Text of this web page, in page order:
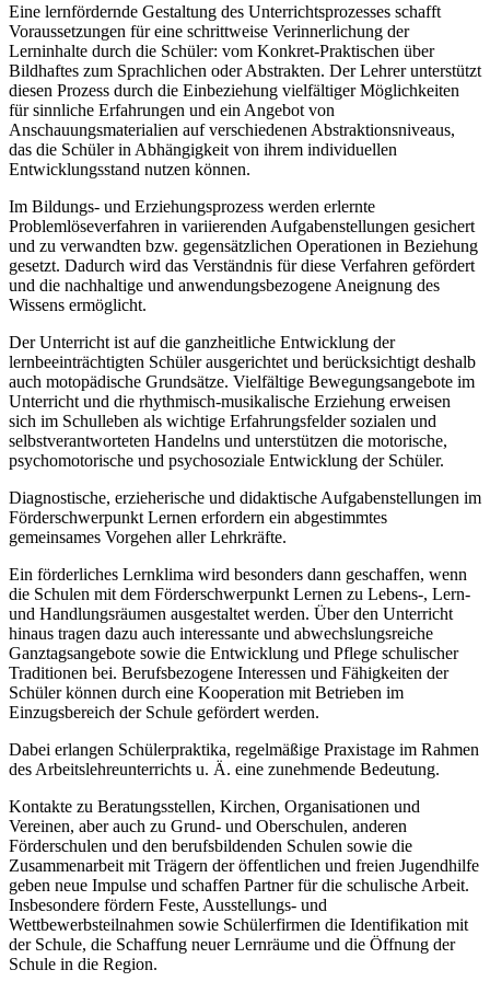
Eine lernfördernde Gestaltung des Unterrichtsprozesses schafft
Voraussetzungen für eine schrittweise Verinnerlichung der
Lerninhalte durch die Schüler: vom Konkret-Praktischen über
Bildhaftes zum Sprachlichen oder Abstrakten. Der Lehrer unterstützt
diesen Prozess durch die Einbeziehung vielfältiger Möglichkeiten
für sinnliche Erfahrungen und ein Angebot von
Anschauungsmaterialien auf verschiedenen Abstraktionsniveaus,
das die Schüler in Abhängigkeit von ihrem individuellen
Entwicklungsstand nutzen können.
Im Bildungs- und Erziehungsprozess werden erlernte
Problemlöseverfahren in variierenden Aufgabenstellungen gesichert
und zu verwandten bzw. gegensätzlichen Operationen in Beziehung
gesetzt. Dadurch wird das Verständnis für diese Verfahren gefördert
und die nachhaltige und anwendungsbezogene Aneignung des
Wissens ermöglicht.
Der Unterricht ist auf die ganzheitliche Entwicklung der
lernbeeinträchtigten Schüler ausgerichtet und berücksichtigt deshalb
auch motopädische Grundsätze. Vielfältige Bewegungsangebote im
Unterricht und die rhythmisch-musikalische Erziehung erweisen
sich im Schulleben als wichtige Erfahrungsfelder sozialen und
selbstverantworteten Handelns und unterstützen die motorische,
psychomotorische und psychosoziale Entwicklung der Schüler.
Diagnostische, erzieherische und didaktische Aufgabenstellungen im
Förderschwerpunkt Lernen erfordern ein abgestimmtes
gemeinsames Vorgehen aller Lehrkräfte.
Ein förderliches Lernklima wird besonders dann geschaffen, wenn
die Schulen mit dem Förderschwerpunkt Lernen zu Lebens-, Lern-
und Handlungsräumen ausgestaltet werden. Über den Unterricht
hinaus tragen dazu auch interessante und abwechslungsreiche
Ganztagsangebote sowie die Entwicklung und Pflege schulischer
Traditionen bei. Berufsbezogene Interessen und Fähigkeiten der
Schüler können durch eine Kooperation mit Betrieben im
Einzugsbereich der Schule gefördert werden.
Dabei erlangen Schülerpraktika, regelmäßige Praxistage im Rahmen
des Arbeitslehreunterrichts u. Ä. eine zunehmende Bedeutung.
Kontakte zu Beratungsstellen, Kirchen, Organisationen und
Vereinen, aber auch zu Grund- und Oberschulen, anderen
Förderschulen und den berufsbildenden Schulen sowie die
Zusammenarbeit mit Trägern der öffentlichen und freien Jugendhilfe
geben neue Impulse und schaffen Partner für die schulische Arbeit.
Insbesondere fördern Feste, Ausstellungs- und
Wettbewerbsteilnahmen sowie Schülerfirmen die Identifikation mit
der Schule, die Schaffung neuer Lernräume und die Öffnung der
Schule in die Region.